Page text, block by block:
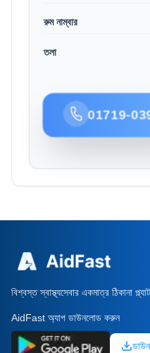
রুম নাম্বার
তলা
01719-
বিশ্বস্ত স্বাস্থ্যসেবার একমাত্র ঠিকানা
AidFast অ্যাপ ডাউনলোড করুন